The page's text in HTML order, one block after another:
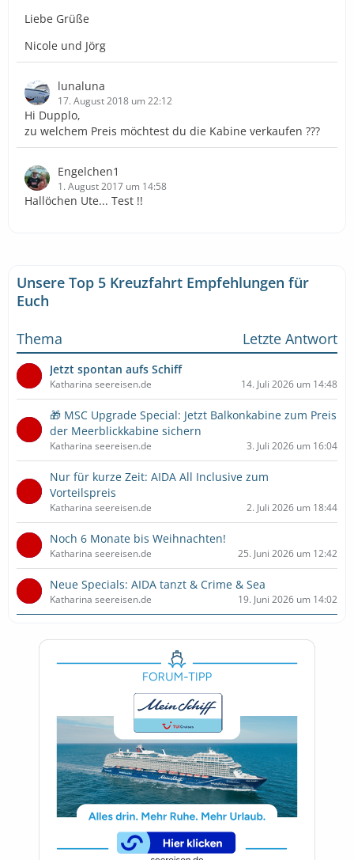
Liebe Grüße
Nicole und Jörg
lunaluna
17. August 2018 um 22:12
Hi Dupplo,
zu welchem Preis möchtest du die Kabine verkaufen ???
Engelchen1
1. August 2017 um 14:58
Hallöchen Ute... Test !!
Unsere Top 5 Kreuzfahrt Empfehlungen für
Euch
Thema
Letzte Antwort
Jetzt spontan aufs Schiff
Katharina seereisen.de 14. Juli 2026 um 14:48
🎁 MSC Upgrade Special: Jetzt Balkonkabine zum Preis
der Meerblickkabine sichern
Katharina seereisen.de 3. Juli 2026 um 16:04
Nur für kurze Zeit: AIDA All Inclusive zum
Vorteilspreis
Katharina seereisen.de 2. Juli 2026 um 18:44
Noch 6 Monate bis Weihnachten!
Katharina seereisen.de 25. Juni 2026 um 12:42
Neue Specials: AIDA tanzt & Crime & Sea
Katharina seereisen.de 19. Juni 2026 um 14:02